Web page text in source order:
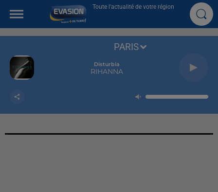
Toute l'actualité de votre région
Disturbia
RIHANNA
PARIS